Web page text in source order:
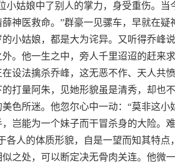
小姑娘中了别人的掌力，身受重伤。当
神医救命。”群豪一见骡车，早就在
小姑娘，都是大为诧异。又听得乔峰
。他一生之中，旁人千里迢迢的赶来
设法擒杀乔峰，这无恶不作、天人共
打量阿朱，见她形貌虽是清秀，却也
色所迷。他忽尔心中一动：“莫非这
岂能为一个妹子而干冒杀身的大险。
各人的体质形貌，自是一望而知其特点
之处，可以断定决无骨肉关连。他微